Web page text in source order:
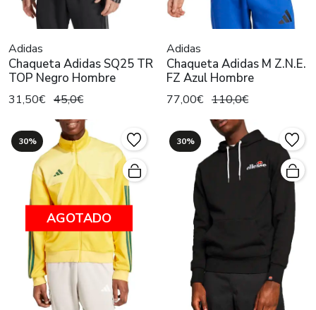
Adidas
Chaqueta Adidas SQ25 TR
TOP Negro Hombre
31,50€ 45,0€
Adidas
Chaqueta Adidas M Z.N.E.
FZ Azul Hombre
77,00€ 110,0€
30%
AGOTADO
30%